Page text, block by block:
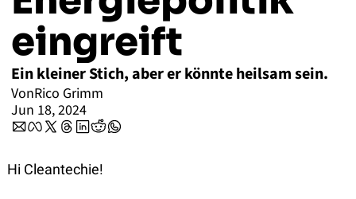
eingreift
Ein kleiner Stich, aber er könnte heilsam sein.
VonRico Grimm
Jun 18, 2024
Hi Cleantechie!